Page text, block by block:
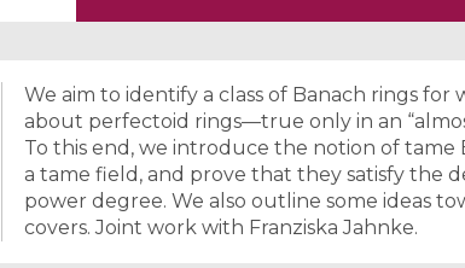
We aim to identify a class of Banach rings
about perfectoid rings—true only in an
To this end, we introduce the notion of
a tame field, and prove that they satisfy the
power degree. We also outline some ideas
covers. Joint work with Franziska Jahnke.